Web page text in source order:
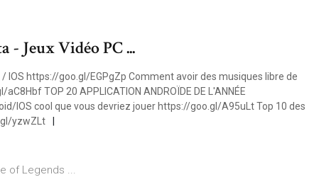
- Jeux Vidéo PC ...
IOS https://goo.gl/EGPgZp Comment avoir des musiques libre de
TOP 20 APPLICATION ANDROÏDE DE L'ANNÉE
IOS cool que vous devriez jouer https://goo.gl/A95uLt Top 10 des
yzwZLt
of Legends ...